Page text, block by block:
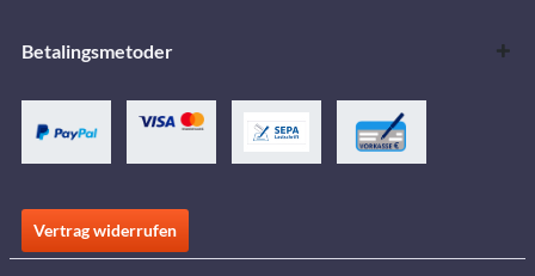
Betalingsmetoder
Vertrag widerrufen